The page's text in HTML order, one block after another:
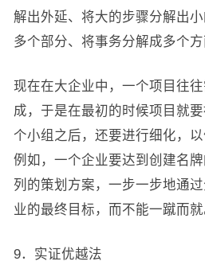
解出外延、将大的步骤分解出
多个部分、将事务分解成多个方
现在在大企业中，一个项目往
成，于是在最初的时候项目就
个小组之后，还要进行细化，以
例如，一个企业要达到创建名
列的策划方案，一步一步地通
业的最终目标，而不能一蹴而就
9．实证优越法